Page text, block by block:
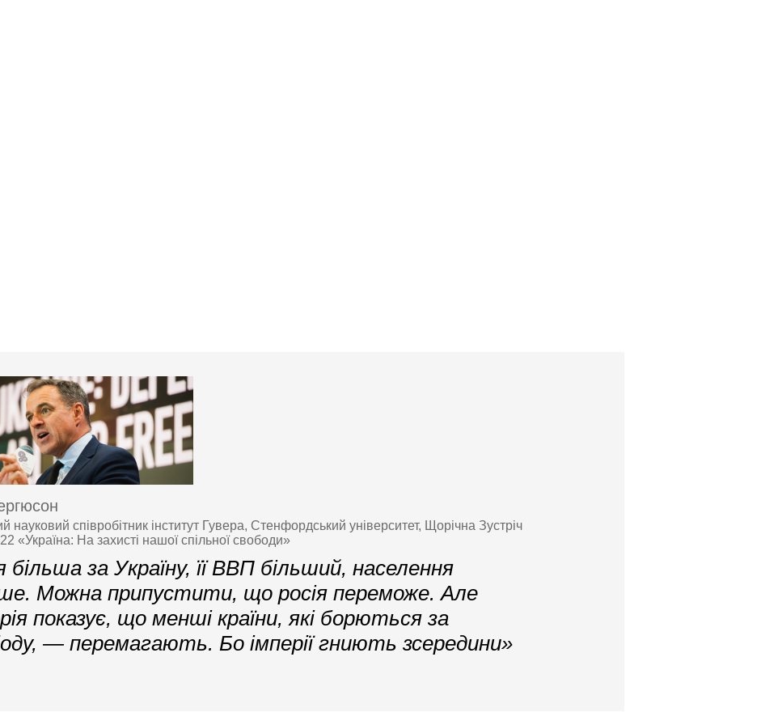
науковий співробітник інститут Гувера, Стенфордський університет, Щорічна Зустріч
«Україна: На захисті нашої спільної свободи»
більша за Україну, її ВВП більший, населення
Можна припустити, що росія переможе. Але
показує, що менші країни, які борються за
— перемагають. Бо імперії гниють зсередини»